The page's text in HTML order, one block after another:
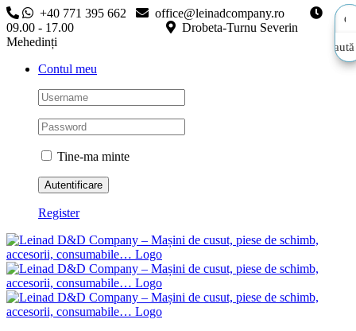
Skip
to
content
+40 771 395 662
office@leinadcompany.ro
09.00 - 17.00
Drobeta-Turnu Severin
Mehedinți
Contul meu
Tine-ma minte
Register
Caută
Caută